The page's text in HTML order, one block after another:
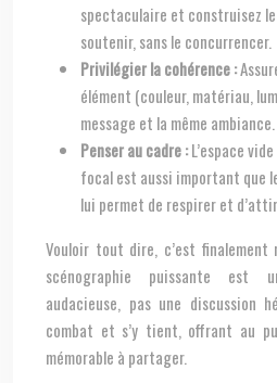
spectaculaire et construisez le
soutenir, sans le concurrencer.
Privilégier la cohérence :
élément (couleur, matériau,
message et la même ambiance.
Penser au cadre :L’espace
focal est aussi important que
lui permet de respirer et
Vouloir tout dire, c’est
scénographie puissante est
audacieuse, pas une discussion
combat et s’y tient, offrant au
mémorable à partager.